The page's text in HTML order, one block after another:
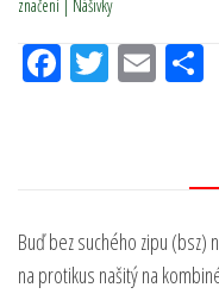
značení | Nášivky
Fac Tw Em
Buď bez suchého zipu
na protikus našitý na